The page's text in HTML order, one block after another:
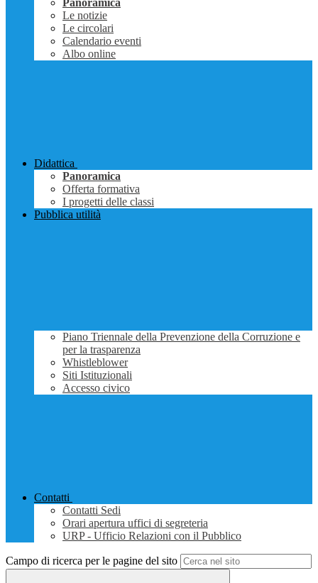
Panoramica
Le notizie
Le circolari
Calendario eventi
Albo online
Didattica
Panoramica
Offerta formativa
I progetti delle classi
Pubblica utilità
Piano Triennale della Prevenzione della Corruzione e
per la trasparenza
Whistleblower
Siti Istituzionali
Accesso civico
Contatti
Contatti Sedi
Orari apertura uffici di segreteria
URP - Ufficio Relazioni con il Pubblico
Campo di ricerca per le pagine del sito